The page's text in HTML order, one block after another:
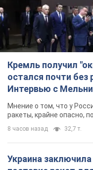
Кремль получил
остался почти без
Интервью с
Мнение о том, что у
ракеты, крайне опасно,
8 часов назад 32,7 т.
Украина